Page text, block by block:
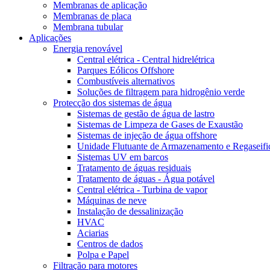
Membranas de aplicação
Membranas de placa
Membrana tubular
Aplicações
Energia renovável
Central elétrica - Central hidrelétrica
Parques Eólicos Offshore
Combustíveis alternativos
Soluções de filtragem para hidrogênio verde
Protecção dos sistemas de água
Sistemas de gestão de água de lastro
Sistemas de Limpeza de Gases de Exaustão
Sistemas de injeção de água offshore
Unidade Flutuante de Armazenamento e
Sistemas UV em barcos
Tratamento de águas residuais
Tratamento de águas - Água potável
Central elétrica - Turbina de vapor
Máquinas de neve
Instalação de dessalinização
HVAC
Aciarias
Centros de dados
Polpa e Papel
Filtração para motores